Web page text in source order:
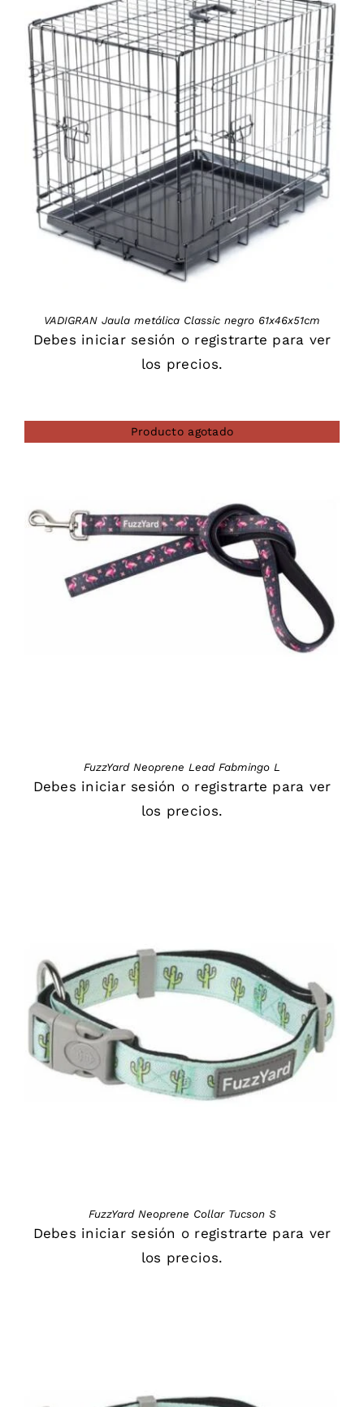
DETAILS
VADIGRAN Jaula metálica Classic negro 61x46x51cm
Debes iniciar sesión o registrarte para ver
los precios.
Producto agotado
FuzzYard Neoprene Lead Fabmingo L
Debes iniciar sesión o registrarte para ver
los precios.
FuzzYard Neoprene Collar Tucson S
Debes iniciar sesión o registrarte para ver
los precios.